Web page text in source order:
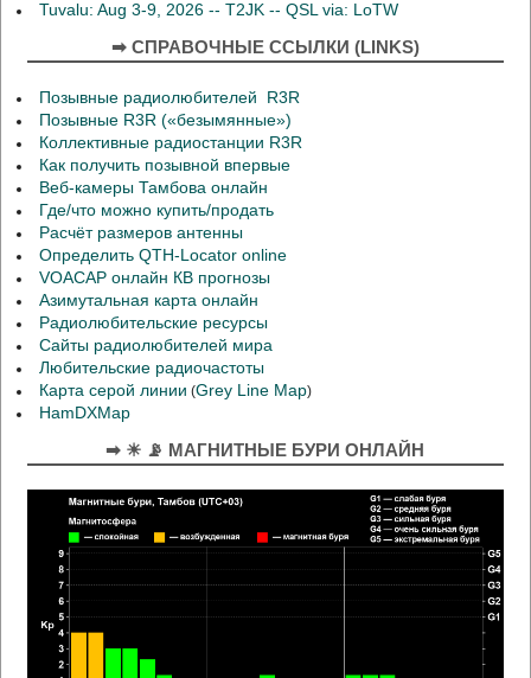
Tuvalu: Aug 3-9, 2026 -- T2JK -- QSL via: LoTW
➡ СПРАВОЧНЫЕ ССЫЛКИ (LINKS)
Позывные радиолюбителей R3R
Позывные R3R («безымянные»)
Коллективные радиостанции R3R
Как получить позывной впервые
Веб-камеры Тамбова онлайн
Где/что можно купить/продать
Расчёт размеров антенны
Определить QTH-Locator online
VOACAP онлайн КВ прогнозы
Азимутальная карта онлайн
Радиолюбительские ресурсы
Сайты радиолюбителей мира
Любительские радиочастоты
Карта серой линии (Grey Line Map)
HamDXMap
➡ ☀ 📡 МАГНИТНЫЕ БУРИ ОНЛАЙН